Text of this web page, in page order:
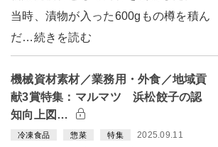
当時、漬物が入った600gもの樽を積ん
だ…続きを読む
機械資材素材／業務用・外食／地域貢
献3賞特集：マルマツ 浜松餃子の認
知向上図…
冷凍食品 惣菜 特集 2025.09.11